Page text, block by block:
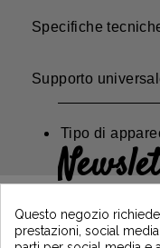
Specifiche
Supporto
Tipo di
iscrivendoti e
notizie di
Questo negozio
prestazioni, social